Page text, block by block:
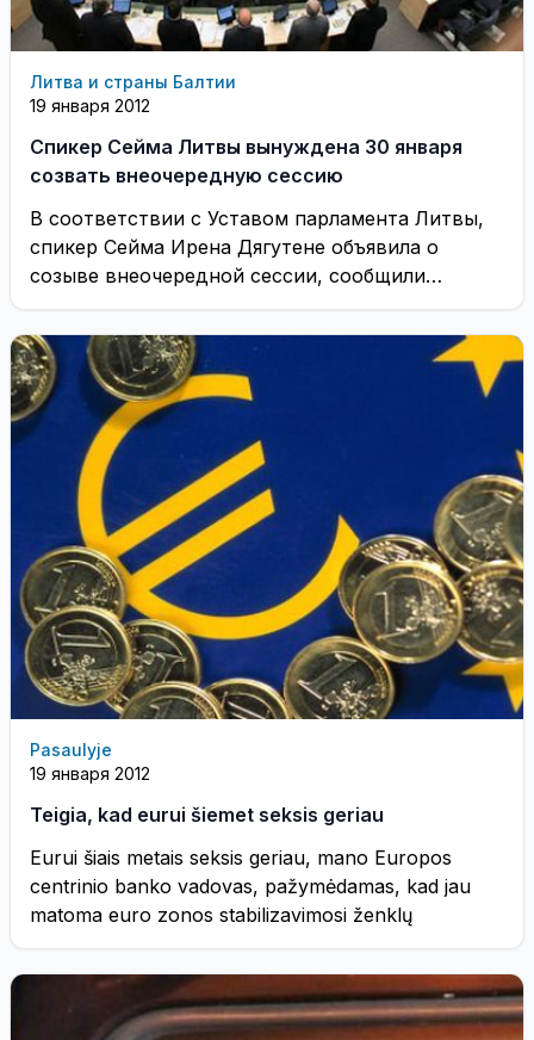
Литва и страны Балтии
19 января 2012
Спикер Сейма Литвы вынуждена 30 января
созвать внеочередную сессию
В соответствии с Уставом парламента Литвы,
спикер Сейма Ирена Дягутене объявила о
созыве внеочередной сессии, сообщили
сегодня, 19 января, ИА ...
Pasaulyje
19 января 2012
Teigia, kad eurui šiemet seksis geriau
Eurui šiais metais seksis geriau, mano Europos
centrinio banko vadovas, pažymėdamas, kad jau
matoma euro zonos stabilizavimosi ženklų